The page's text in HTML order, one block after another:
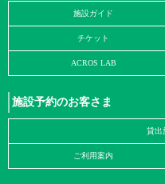
施設ガイド
チケット
ACROS LAB
施設予約のお客さま
貸出
ご利用案内